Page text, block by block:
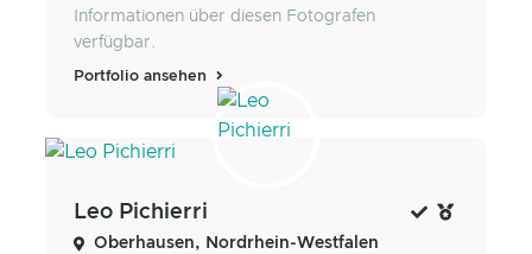
Informationen über diesen Fotografen
verfügbar.
Portfolio ansehen
Leo Pichierri
Oberhausen, Nordrhein-Westfalen